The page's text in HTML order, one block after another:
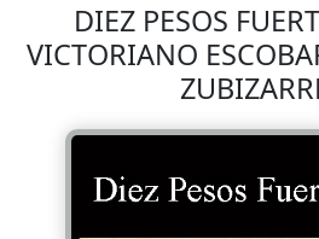
DIEZ PESOS
VICTORIANO